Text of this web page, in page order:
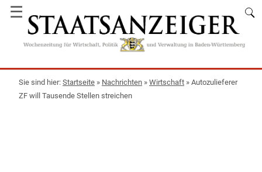
☰
Startseite » Nachrichten » Wirtschaft » Autozulieferer
ZF will Tausende Stellen streichen